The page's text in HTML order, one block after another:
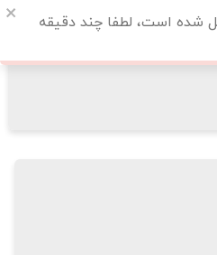
شده است، لطفا چند دقیقه